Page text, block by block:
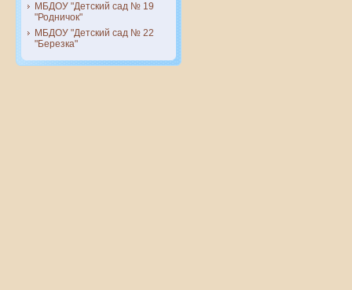
МБДОУ "Детский сад № 19
"Родничок"
МБДОУ "Детский сад № 22
"Березка"